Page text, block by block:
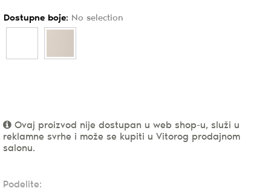
Dostupne boje: No selection
Ovaj proizvod nije dostupan u web shop-u, služi u
reklamne svrhe i može se kupiti u Vitorog prodajnom
salonu.
Podelite: